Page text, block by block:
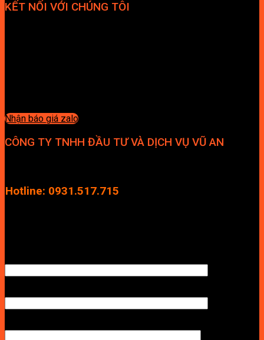
KẾT NỐI VỚI CHÚNG TÔI
Nhận báo giá zalo
CÔNG TY TNHH ĐẦU TƯ VÀ DỊCH VỤ VŨ AN
Hotline: 0931.517.715